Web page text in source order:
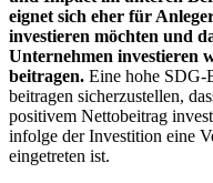
eignet sich eher für
investieren möchten und
Unternehmen investieren
beitragen. Eine hohe SDG-
beitragen sicherzustellen,
positivem Nettobeitrag
infolge der Investition eine
eingetreten ist.